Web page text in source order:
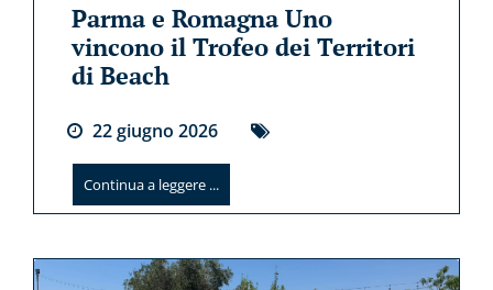
Parma e Romagna Uno
vincono il Trofeo dei Territori
di Beach
22giugno 2026
Continua a leggere ...